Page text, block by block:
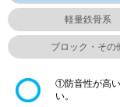
軽量鉄骨系
ブロック・その
①防音性が高
い。